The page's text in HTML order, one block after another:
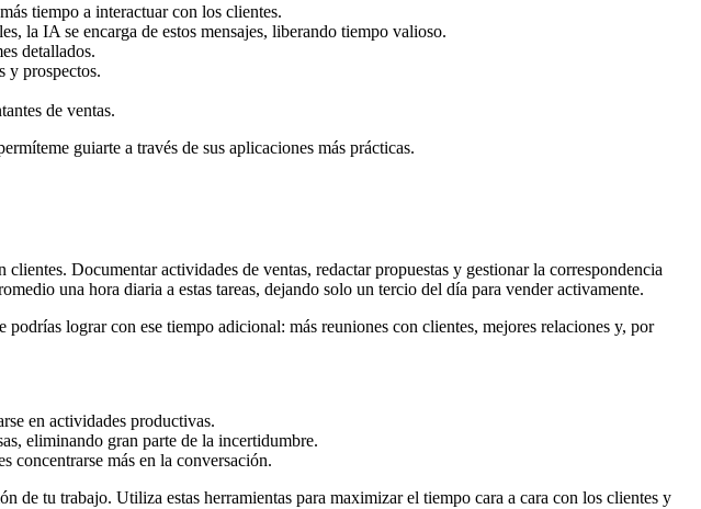
tiempo a interactuar con los clientes.
la IA se encarga de estos mensajes, liberando tiempo valioso.
detallados.
y prospectos.
de ventas.
guiarte a través de sus aplicaciones más prácticas.
Documentar actividades de ventas, redactar propuestas y gestionar la correspondencia
una hora diaria a estas tareas, dejando solo un tercio del día para vender activamente.
lograr con ese tiempo adicional: más reuniones con clientes, mejores relaciones y, por
en actividades productivas.
eliminando gran parte de la incertidumbre.
concentrarse más en la conversación.
de tu trabajo. Utiliza estas herramientas para maximizar el tiempo cara a cara con los clientes y